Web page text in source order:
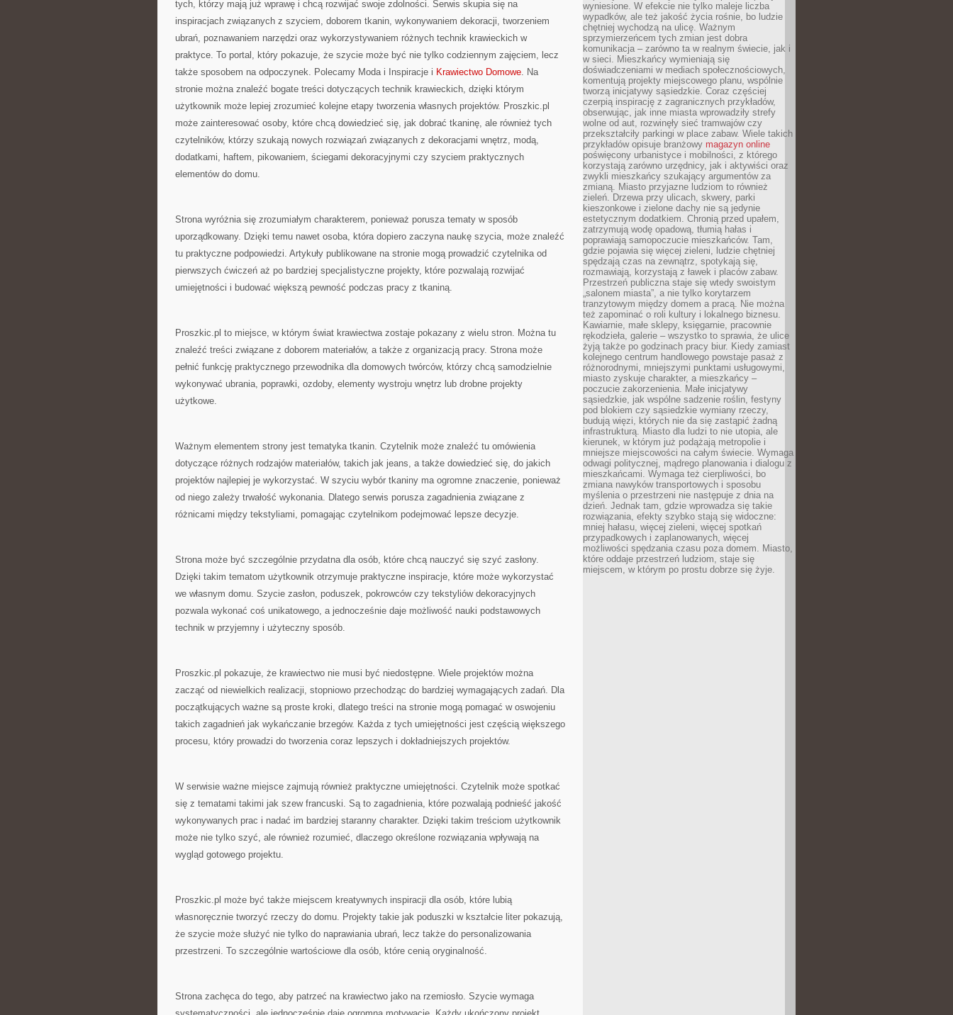
tych, którzy mają już wprawę i chcą rozwijać swoje zdolności. Serwis skupia się na
inspiracjach związanych z szyciem, doborem tkanin, wykonywaniem dekoracji, tworzeniem
ubrań, poznawaniem narzędzi oraz wykorzystywaniem różnych technik krawieckich w
praktyce. To portal, który pokazuje, że szycie może być nie tylko codziennym zajęciem, lecz
także sposobem na odpoczynek. Polecamy Moda i Inspiracje i Krawiectwo Domowe. Na
stronie można znaleźć bogate treści dotyczących technik krawieckich, dzięki którym
użytkownik może lepiej zrozumieć kolejne etapy tworzenia własnych projektów. Proszkic.pl
może zainteresować osoby, które chcą dowiedzieć się, jak dobrać tkaninę, ale również tych
czytelników, którzy szukają nowych rozwiązań związanych z dekoracjami wnętrz, modą,
dodatkami, haftem, pikowaniem, ściegami dekoracyjnymi czy szyciem praktycznych
elementów do domu.
Strona wyróżnia się zrozumiałym charakterem, ponieważ porusza tematy w sposób
uporządkowany. Dzięki temu nawet osoba, która dopiero zaczyna naukę szycia, może znaleźć
tu praktyczne podpowiedzi. Artykuły publikowane na stronie mogą prowadzić czytelnika od
pierwszych ćwiczeń aż po bardziej specjalistyczne projekty, które pozwalają rozwijać
umiejętności i budować większą pewność podczas pracy z tkaniną.
Proszkic.pl to miejsce, w którym świat krawiectwa zostaje pokazany z wielu stron. Można tu
znaleźć treści związane z doborem materiałów, a także z organizacją pracy. Strona może
pełnić funkcję praktycznego przewodnika dla domowych twórców, którzy chcą samodzielnie
wykonywać ubrania, poprawki, ozdoby, elementy wystroju wnętrz lub drobne projekty
użytkowe.
Ważnym elementem strony jest tematyka tkanin. Czytelnik może znaleźć tu omówienia
dotyczące różnych rodzajów materiałów, takich jak jeans, a także dowiedzieć się, do jakich
projektów najlepiej je wykorzystać. W szyciu wybór tkaniny ma ogromne znaczenie, ponieważ
od niego zależy trwałość wykonania. Dlatego serwis porusza zagadnienia związane z
różnicami między tekstyliami, pomagając czytelnikom podejmować lepsze decyzje.
Strona może być szczególnie przydatna dla osób, które chcą nauczyć się szyć zasłony.
Dzięki takim tematom użytkownik otrzymuje praktyczne inspiracje, które może wykorzystać
we własnym domu. Szycie zasłon, poduszek, pokrowców czy tekstyliów dekoracyjnych
pozwala wykonać coś unikatowego, a jednocześnie daje możliwość nauki podstawowych
technik w przyjemny i użyteczny sposób.
Proszkic.pl pokazuje, że krawiectwo nie musi być niedostępne. Wiele projektów można
zacząć od niewielkich realizacji, stopniowo przechodząc do bardziej wymagających zadań. Dla
początkujących ważne są proste kroki, dlatego treści na stronie mogą pomagać w oswojeniu
takich zagadnień jak wykańczanie brzegów. Każda z tych umiejętności jest częścią większego
procesu, który prowadzi do tworzenia coraz lepszych i dokładniejszych projektów.
W serwisie ważne miejsce zajmują również praktyczne umiejętności. Czytelnik może spotkać
się z tematami takimi jak szew francuski. Są to zagadnienia, które pozwalają podnieść jakość
wykonywanych prac i nadać im bardziej staranny charakter. Dzięki takim treściom użytkownik
może nie tylko szyć, ale również rozumieć, dlaczego określone rozwiązania wpływają na
wygląd gotowego projektu.
Proszkic.pl może być także miejscem kreatywnych inspiracji dla osób, które lubią
własnoręcznie tworzyć rzeczy do domu. Projekty takie jak poduszki w kształcie liter pokazują,
że szycie może służyć nie tylko do naprawiania ubrań, lecz także do personalizowania
przestrzeni. To szczególnie wartościowe dla osób, które cenią oryginalność.
Strona zachęca do tego, aby patrzeć na krawiectwo jako na rzemiosło. Szycie wymaga
wyniesione. W efekcie nie tylko maleje liczba
wypadków, ale też jakość życia rośnie, bo ludzie
chętniej wychodzą na ulicę. Ważnym
sprzymierzeńcem tych zmian jest dobra
komunikacja – zarówno ta w realnym świecie, jak i
w sieci. Mieszkańcy wymieniają się
doświadczeniami w mediach społecznościowych,
komentują projekty miejscowego planu, wspólnie
tworzą inicjatywy sąsiedzkie. Coraz częściej
czerpią inspirację z zagranicznych przykładów,
obserwując, jak inne miasta wprowadziły strefy
wolne od aut, rozwinęły sieć tramwajów czy
przekształciły parkingi w place zabaw. Wiele takich
przykładów opisuje branżowy magazyn online
poświęcony urbanistyce i mobilności, z którego
korzystają zarówno urzędnicy, jak i aktywiści oraz
zwykli mieszkańcy szukający argumentów za
zmianą. Miasto przyjazne ludziom to również
zieleń. Drzewa przy ulicach, skwery, parki
kieszonkowe i zielone dachy nie są jedynie
estetycznym dodatkiem. Chronią przed upałem,
zatrzymują wodę opadową, tłumią hałas i
poprawiają samopoczucie mieszkańców. Tam,
gdzie pojawia się więcej zieleni, ludzie chętniej
spędzają czas na zewnątrz, spotykają się,
rozmawiają, korzystają z ławek i placów zabaw.
Przestrzeń publiczna staje się wtedy swoistym
„salonem miasta”, a nie tylko korytarzem
tranzytowym między domem a pracą. Nie można
też zapominać o roli kultury i lokalnego biznesu.
Kawiarnie, małe sklepy, księgarnie, pracownie
rękodzieła, galerie – wszystko to sprawia, że ulice
żyją także po godzinach pracy biur. Kiedy zamiast
kolejnego centrum handlowego powstaje pasaż z
różnorodnymi, mniejszymi punktami usługowymi,
miasto zyskuje charakter, a mieszkańcy –
poczucie zakorzenienia. Małe inicjatywy
sąsiedzkie, jak wspólne sadzenie roślin, festyny
pod blokiem czy sąsiedzkie wymiany rzeczy,
budują więzi, których nie da się zastąpić żadną
infrastrukturą. Miasto dla ludzi to nie utopia, ale
kierunek, w którym już podążają metropolie i
mniejsze miejscowości na całym świecie. Wymaga
odwagi politycznej, mądrego planowania i dialogu z
mieszkańcami. Wymaga też cierpliwości, bo
zmiana nawyków transportowych i sposobu
myślenia o przestrzeni nie następuje z dnia na
dzień. Jednak tam, gdzie wprowadza się takie
rozwiązania, efekty szybko stają się widoczne:
mniej hałasu, więcej zieleni, więcej spotkań
przypadkowych i zaplanowanych, więcej
możliwości spędzania czasu poza domem. Miasto,
które oddaje przestrzeń ludziom, staje się
miejscem, w którym po prostu dobrze się żyje.